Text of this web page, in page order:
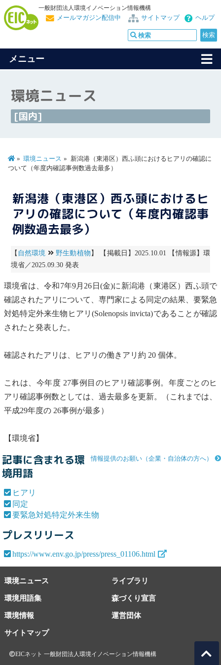
一般財団法人環境イノベーション情報機構
ヘルプ
サイトマップ
メールマガジン配信中
メニュー
環境ニュース
[国内]
環境ニュース
新潟港（東港区）西ふ頭におけるヒアリの確認に
ついて（年度内確認事例数過去最多）
新潟港（東港区）西ふ頭におけるヒ
アリの確認について（年度内確認事
例数過去最多）
【 自然環境 野生動植物 】 【掲載日】2025.10.01 【情報源】環
境省／2025.09.30 発表
環境省は、令和7年9月26日(金)に新潟港（東港区）西ふ頭で
確認されたアリについて、専門家による 同定の結果、 要緊急
対処特定外来生物 ヒアリ(Solenopsis invicta)であることが確認
されたと発表した。
確認されたアリは、 ヒアリ の働きアリ約 20 個体。
これは、今年度 27事例目のヒアリ確認事例。年度ごとのヒ
アリ 確認事例数としては、過去最多を更新。（これまでは、
平成29年度の 26事例が最多）
【環境省】
情報提供のお願い（企業・自治体の方へ）
記事に含まれる環
境用語
ヒアリ
同定
要緊急対処特定外来生物
プレスリリース
https://www.env.go.jp/press/press_01106.html
環境ニュース ライブラリ
環境用語集 森づくり宣言
環境情報
サイトマップ
運営団体
EICネット 一般財団法人環境イノベーション情報機構